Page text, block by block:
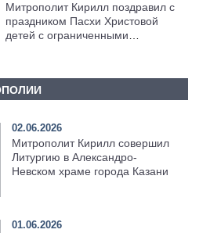
Митрополит Кирилл поздравил с
праздником Пасхи Христовой
детей с ограниченными
02.06.2026
Митрополит Кирилл совершил
Литургию в Александро-
Невском храме города Казани
01.06.2026